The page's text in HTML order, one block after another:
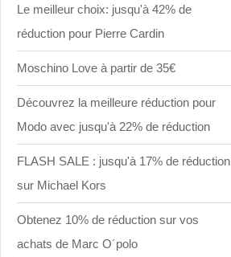
Le meilleur choix: jusqu'à 42% de
réduction pour Pierre Cardin
Moschino Love à partir de 35€
Découvrez la meilleure réduction pour
Modo avec jusqu'à 22% de réduction
FLASH SALE : jusqu'à 17% de réduction
sur Michael Kors
Obtenez 10% de réduction sur vos
achats de Marc O´polo